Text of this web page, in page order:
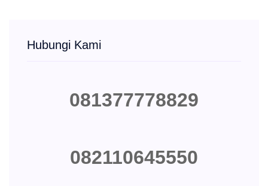
Hubungi Kami
081377778829
082110645550